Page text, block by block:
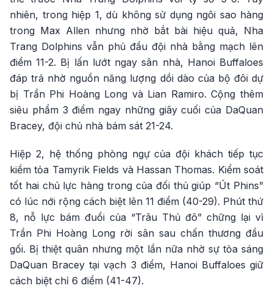
nhiên, trong hiệp 1, dù không sử dụng ngôi sao hàng
trong Max Allen nhưng nhờ bắt bài hiệu quả, Nha
Trang Dolphins vẫn phủ đầu đội nhà bằng mạch lên
điểm 11-2. Bị lấn lướt ngay sân nhà, Hanoi Buffaloes
đáp trả nhờ nguồn năng lượng dồi dào của bộ đôi dự
bị Trần Phi Hoàng Long và Lian Ramiro. Cộng thêm
siêu phẩm 3 điểm ngay những giây cuối của DaQuan
Bracey, đội chủ nhà bám sát 21-24.
Hiệp 2, hệ thống phòng ngự của đội khách tiếp tục
kiềm tỏa Tamyrik Fields và Hassan Thomas. Kiểm soát
tốt hai chủ lực hàng trong của đối thủ giúp “Út Phins”
có lúc nới rộng cách biệt lên 11 điểm (40-29). Phút thứ
8, nỗ lực bám đuổi của “Trâu Thủ đô” chững lại vì
Trần Phi Hoàng Long rời sân sau chấn thương đầu
gối. Bị thiệt quân nhưng một lần nữa nhờ sự tỏa sáng
DaQuan Bracey tại vạch 3 điểm, Hanoi Buffaloes giữ
cách biệt chỉ 6 điểm (41-47).